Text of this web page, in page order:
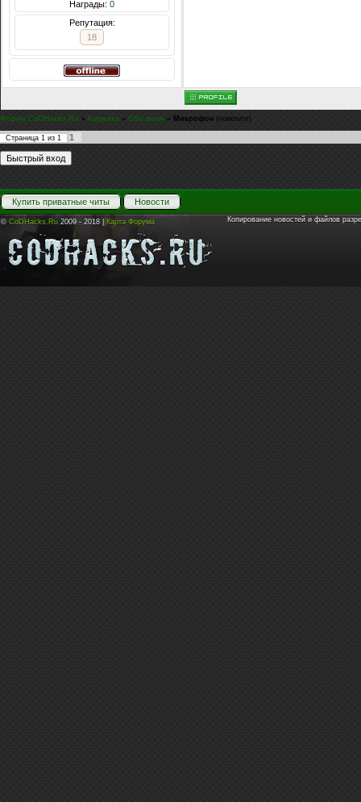
Награды: 0
Репутация:
18
Форум CoDHacks.Ru » Курилка » Обо всем » Микрофон (помогите)
Страница 1 из 1 1
Купить приватные читы Новости
© CoDHacks.Ru 2009 - 2018 | Карта Форума Копирование новостей и файлов